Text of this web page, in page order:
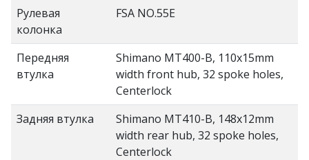
Рулевая
колонка
FSA NO.55E
Передняя
втулка
Shimano MT400-B, 110x15mm
width front hub, 32 spoke holes,
Centerlock
Задняя втулка
Shimano MT410-B, 148x12mm
width rear hub, 32 spoke holes,
Centerlock